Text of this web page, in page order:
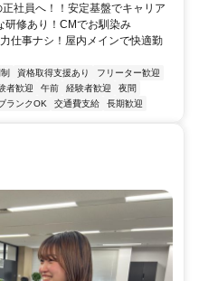
社員へ！！安定基盤でキャリア
研修あり！CMでお馴染み
仕事ナシ！屋内メインで快適勤
資格取得支援あり
フリーター歓迎
者歓迎 午前 経験者歓迎
夜間
ランクOK 交通費支給 長期歓迎